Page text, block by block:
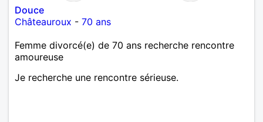
Douce
Châteauroux - 70 ans
Femme divorcé(e) de 70 ans recherche rencontre
amoureuse
Je recherche une rencontre sérieuse.